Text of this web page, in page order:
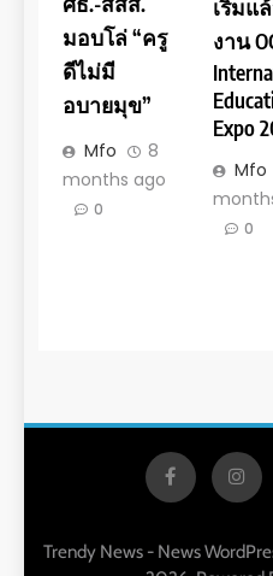
มอบโล่ “ครู
ดีไม่มี
อบายมุข”
Mfo
8
months ago
0
เริ่มแ
งาน
Expo
Mfo
0
Trendy News - News